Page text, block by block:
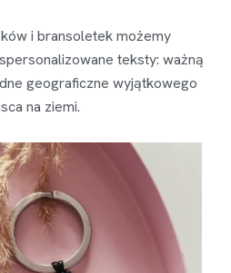
i bransoletek możemy
teksty: ważną
geograficzne wyjątkowego
na ziemi.